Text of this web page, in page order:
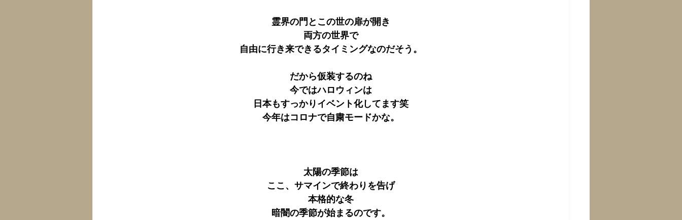
霊界の門とこの世の扉が開き
両方の世界で
自由に行き来できるタイミングなのだそう。
だから仮装するのね
今ではハロウィンは
日本もすっかりイベント化してます笑
今年はコロナで自粛モードかな。
太陽の季節は
ここ、サマインで終わりを告げ
本格的な冬
暗闇の季節が始まるのです。